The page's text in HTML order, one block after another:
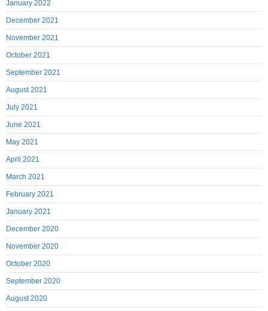
January 2022
December 2021
November 2021
October 2021
September 2021
August 2021
July 2021
June 2021
May 2021
April 2021
March 2021
February 2021
January 2021
December 2020
November 2020
October 2020
September 2020
August 2020